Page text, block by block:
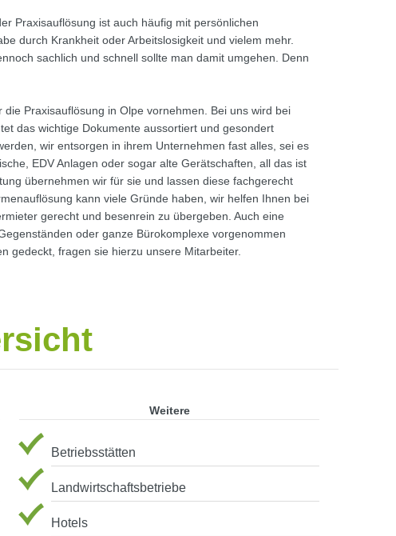
Praxisauflösung ist auch häufig mit persönlichen
durch Krankheit oder Arbeitslosigkeit und vielem mehr.
sachlich und schnell sollte man damit umgehen. Denn
Praxisauflösung in Olpe vornehmen. Bei uns wird bei
das wichtige Dokumente aussortiert und gesondert
wir entsorgen in ihrem Unternehmen fast alles, sei es
EDV Anlagen oder sogar alte Gerätschaften, all das ist
übernehmen wir für sie und lassen diese fachgerecht
kann viele Gründe haben, wir helfen Ihnen bei
gerecht und besenrein zu übergeben. Auch eine
oder ganze Bürokomplexe vorgenommen
gedeckt, fragen sie hierzu unsere Mitarbeiter.
Weitere
Betriebsstätten
Landwirtschaftsbetriebe
Hotels